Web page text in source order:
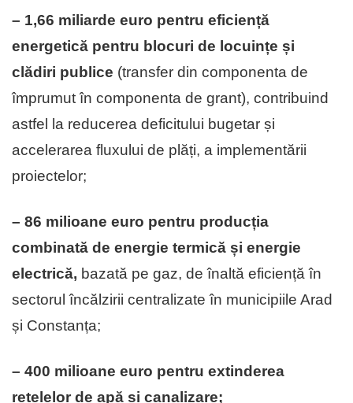
– 1,66 miliarde euro pentru eficiență
energetică pentru blocuri de locuințe și
clădiri publice (transfer din componenta de
împrumut în componenta de grant), contribuind
astfel la reducerea deficitului bugetar și
accelerarea fluxului de plăți, a implementării
proiectelor;
– 86 milioane euro pentru producția
combinată de energie termică și energie
electrică, bazată pe gaz, de înaltă eficiență în
sectorul încălzirii centralizate în municipiile Arad
și Constanța;
– 400 milioane euro pentru extinderea
rețelelor de apă și canalizare;